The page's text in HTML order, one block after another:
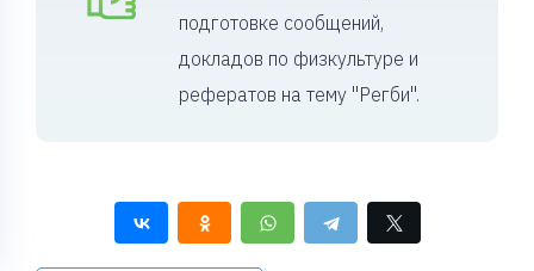
подготовке сообщений,
докладов по физкультуре и
рефератов на тему "Регби".